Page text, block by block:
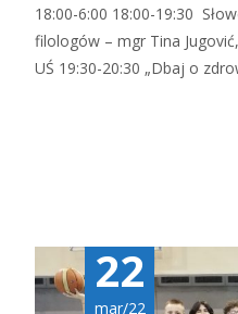
18:00-6:00 18:00-19:30
filologów – mgr Tina
UŚ 19:30-20:30 „Dbaj o
22
mar/22